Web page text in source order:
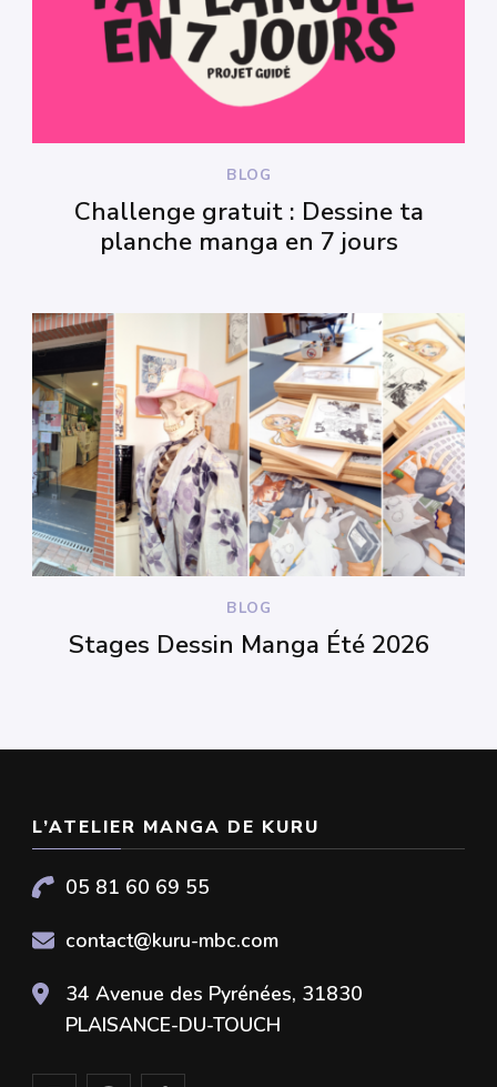
BLOG
Challenge gratuit : Dessine ta
planche manga en 7 jours
BLOG
Stages Dessin Manga Été 2026
L’ATELIER MANGA DE KURU
05 81 60 69 55
contact@kuru-mbc.com
34 Avenue des Pyrénées, 31830
PLAISANCE-DU-TOUCH